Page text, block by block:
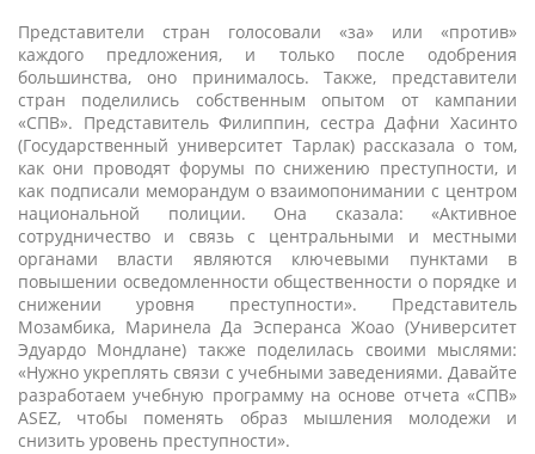
Представители стран голосовали «за» или «против»
каждого предложения, и только после одобрения
большинства, оно принималось. Также, представители
стран поделились собственным опытом от кампании
«СПВ». Представитель Филиппин, сестра Дафни Хасинто
(Государственный университет Тарлак) рассказала о том,
как они проводят форумы по снижению преступности, и
как подписали меморандум о взаимопонимании с центром
национальной полиции. Она сказала: «Активное
сотрудничество и связь с центральными и местными
органами власти являются ключевыми пунктами в
повышении осведомленности общественности о порядке и
снижении уровня преступности». Представитель
Мозамбика, Маринела Да Эсперанса Жоао (Университет
Эдуардо Мондлане) также поделилась своими мыслями:
«Нужно укреплять связи с учебными заведениями. Давайте
разработаем учебную программу на основе отчета «СПВ»
ASEZ, чтобы поменять образ мышления молодежи и
снизить уровень преступности».